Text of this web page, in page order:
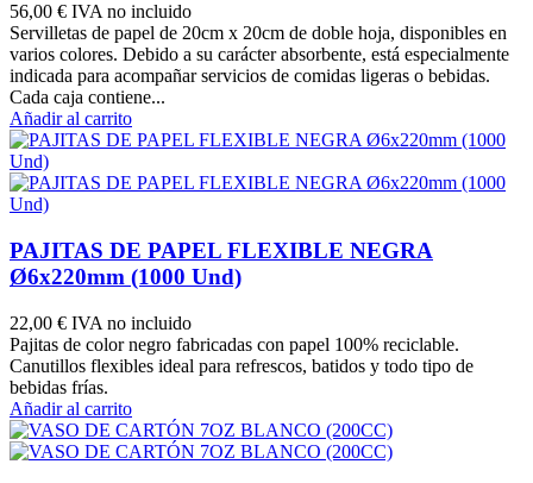
56,00 € IVA no incluido
Servilletas de papel de 20cm x 20cm de doble hoja, disponibles en
varios colores. Debido a su carácter absorbente, está especialmente
indicada para acompañar servicios de comidas ligeras o bebidas.
Cada caja contiene...
Añadir al carrito
PAJITAS DE PAPEL FLEXIBLE NEGRA
Ø6x220mm (1000 Und)
22,00 € IVA no incluido
Pajitas de color negro fabricadas con papel 100% reciclable.
Canutillos flexibles ideal para refrescos, batidos y todo tipo de
bebidas frías.
Añadir al carrito